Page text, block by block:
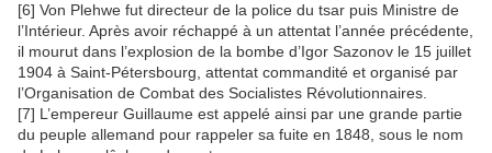
[6] Von Plehwe fut directeur de la police du tsar puis Ministre de
l’Intérieur. Après avoir réchappé à un attentat l’année précédente,
il mourut dans l’explosion de la bombe d’Igor Sazonov le 15 juillet
1904 à Saint-Pétersbourg, attentat commandité et organisé par
l’Organisation de Combat des Socialistes Révolutionnaires.
[7] L’empereur Guillaume est appelé ainsi par une grande partie
du peuple allemand pour rappeler sa fuite en 1848, sous le nom